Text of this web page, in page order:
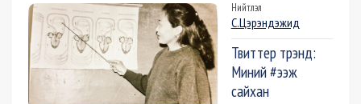
Нийтлэл
С.Цэрэндэжид
Твиттер трэнд:
Миний #ээж
сайхан